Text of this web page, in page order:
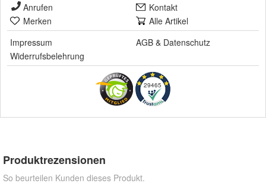
Anrufen
Kontakt
Merken
Alle Artikel
Impressum
AGB & Datenschutz
Widerrufsbelehrung
29465
Produktrezensionen
So beurteilen Kunden dieses Produkt.